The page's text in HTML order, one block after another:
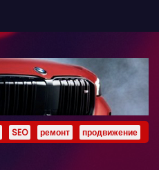
SEO ремонт продвижение